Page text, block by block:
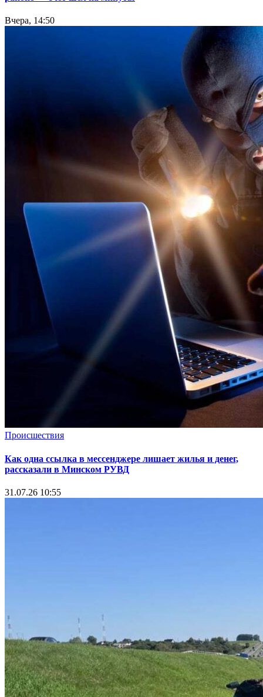
Вчера, 14:50
Происшествия
Как одна ссылка в мессенджере лишает жилья и денег,
рассказали в Минском РУВД
31.07.26 10:55